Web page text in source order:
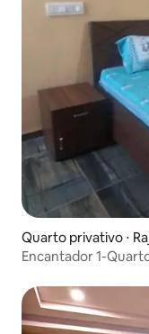
Quarto privativo ⋅
Encantador 1-